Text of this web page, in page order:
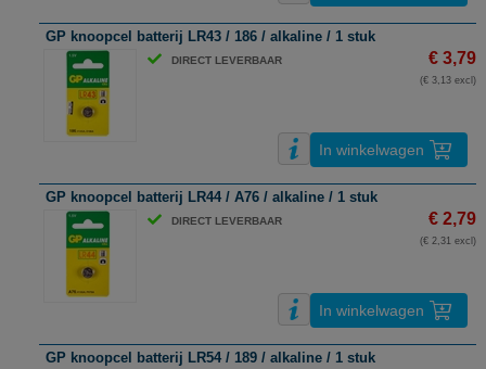
GP knoopcel batterij LR43 / 186 / alkaline / 1 stuk
DIRECT LEVERBAAR € 3,79
(€ 3,13 excl)
In winkelwagen
GP knoopcel batterij LR44 / A76 / alkaline / 1 stuk
DIRECT LEVERBAAR € 2,79
(€ 2,31 excl)
In winkelwagen
GP knoopcel batterij LR54 / 189 / alkaline / 1 stuk